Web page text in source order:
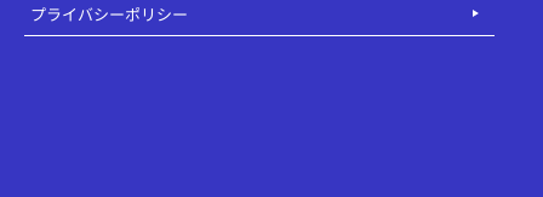
プライバシーポリシー